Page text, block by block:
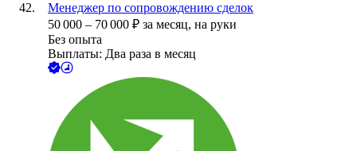
Менеджер по сопровождению сделок
50 000 – 70 000 ₽ за месяц, на руки
Без опыта
Выплаты: Два раза в месяц